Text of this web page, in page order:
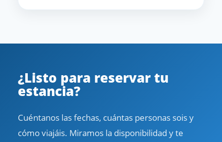
¿Listo para reservar tu
estancia?
Cuéntanos las fechas, cuántas personas sois y
cómo viajáis. Miramos la disponibilidad y te